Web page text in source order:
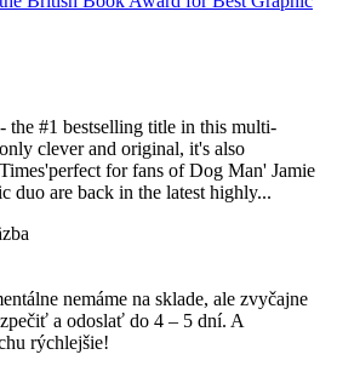
#1 bestselling title in this multi-
clever and original, it's also
for fans of Dog Man' Jamie
duo are back in the latest highly...
nemáme na sklade, ale zvyčajne
a odoslať do 4 – 5 dní. A
rýchlejšie!